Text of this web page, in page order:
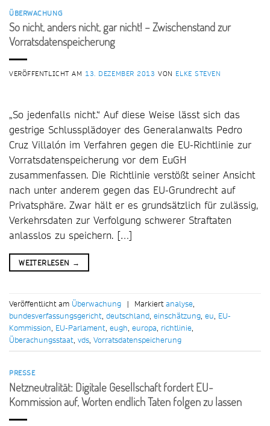
ÜBERWACHUNG
So nicht, anders nicht, gar nicht! – Zwischenstand zur
Vorratsdatenspeicherung
VERÖFFENTLICHT AM 13. DEZEMBER 2013 VON ELKE STEVEN
„So jedenfalls nicht.“ Auf diese Weise lässt sich das
gestrige Schlussplädoyer des Generalanwalts Pedro
Cruz Villalón im Verfahren gegen die EU-Richtlinie zur
Vorratsdatenspeicherung vor dem EuGH
zusammenfassen. Die Richtlinie verstößt seiner Ansicht
nach unter anderem gegen das EU-Grundrecht auf
Privatsphäre. Zwar hält er es grundsätzlich für zulässig,
Verkehrsdaten zur Verfolgung schwerer Straftaten
anlasslos zu speichern. […]
WEITERLESEN →
Veröffentlicht am Überwachung | Markiertanalyse,
bundesverfassungsgericht, deutschland, einschätzung, eu, EU-
Kommission, EU-Parlament, eugh, europa, richtlinie,
Überachungsstaat, vds, Vorratsdatenspeicherung
PRESSE
Netzneutralität: Digitale Gesellschaft fordert EU-
Kommission auf, Worten endlich Taten folgen zu lassen